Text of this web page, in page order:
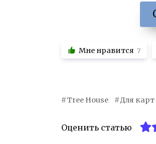
Мне нравится 7
Tree House Для карт
Оценить статью